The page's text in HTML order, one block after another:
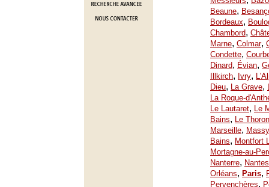
Beaune,
Bordeaux,
Chambord,
Marne, Colmar,
Condette,
Dinard, Évian,
Illkirch, Ivry,
Dieu, La Grave,
La Roque-
Le Lautaret, Le
Bains, Le
Marseille, Massy
Bains, Montfort
Mortagne-au-
Nanterre, Nantes
Orléans, Paris,
Pervenchères,